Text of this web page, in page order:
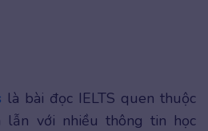
là bài đọc IELTS quen thuộc
lẫn với nhiều thông tin học